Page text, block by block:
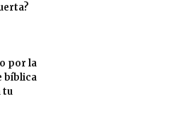
por la
bíblica
tu